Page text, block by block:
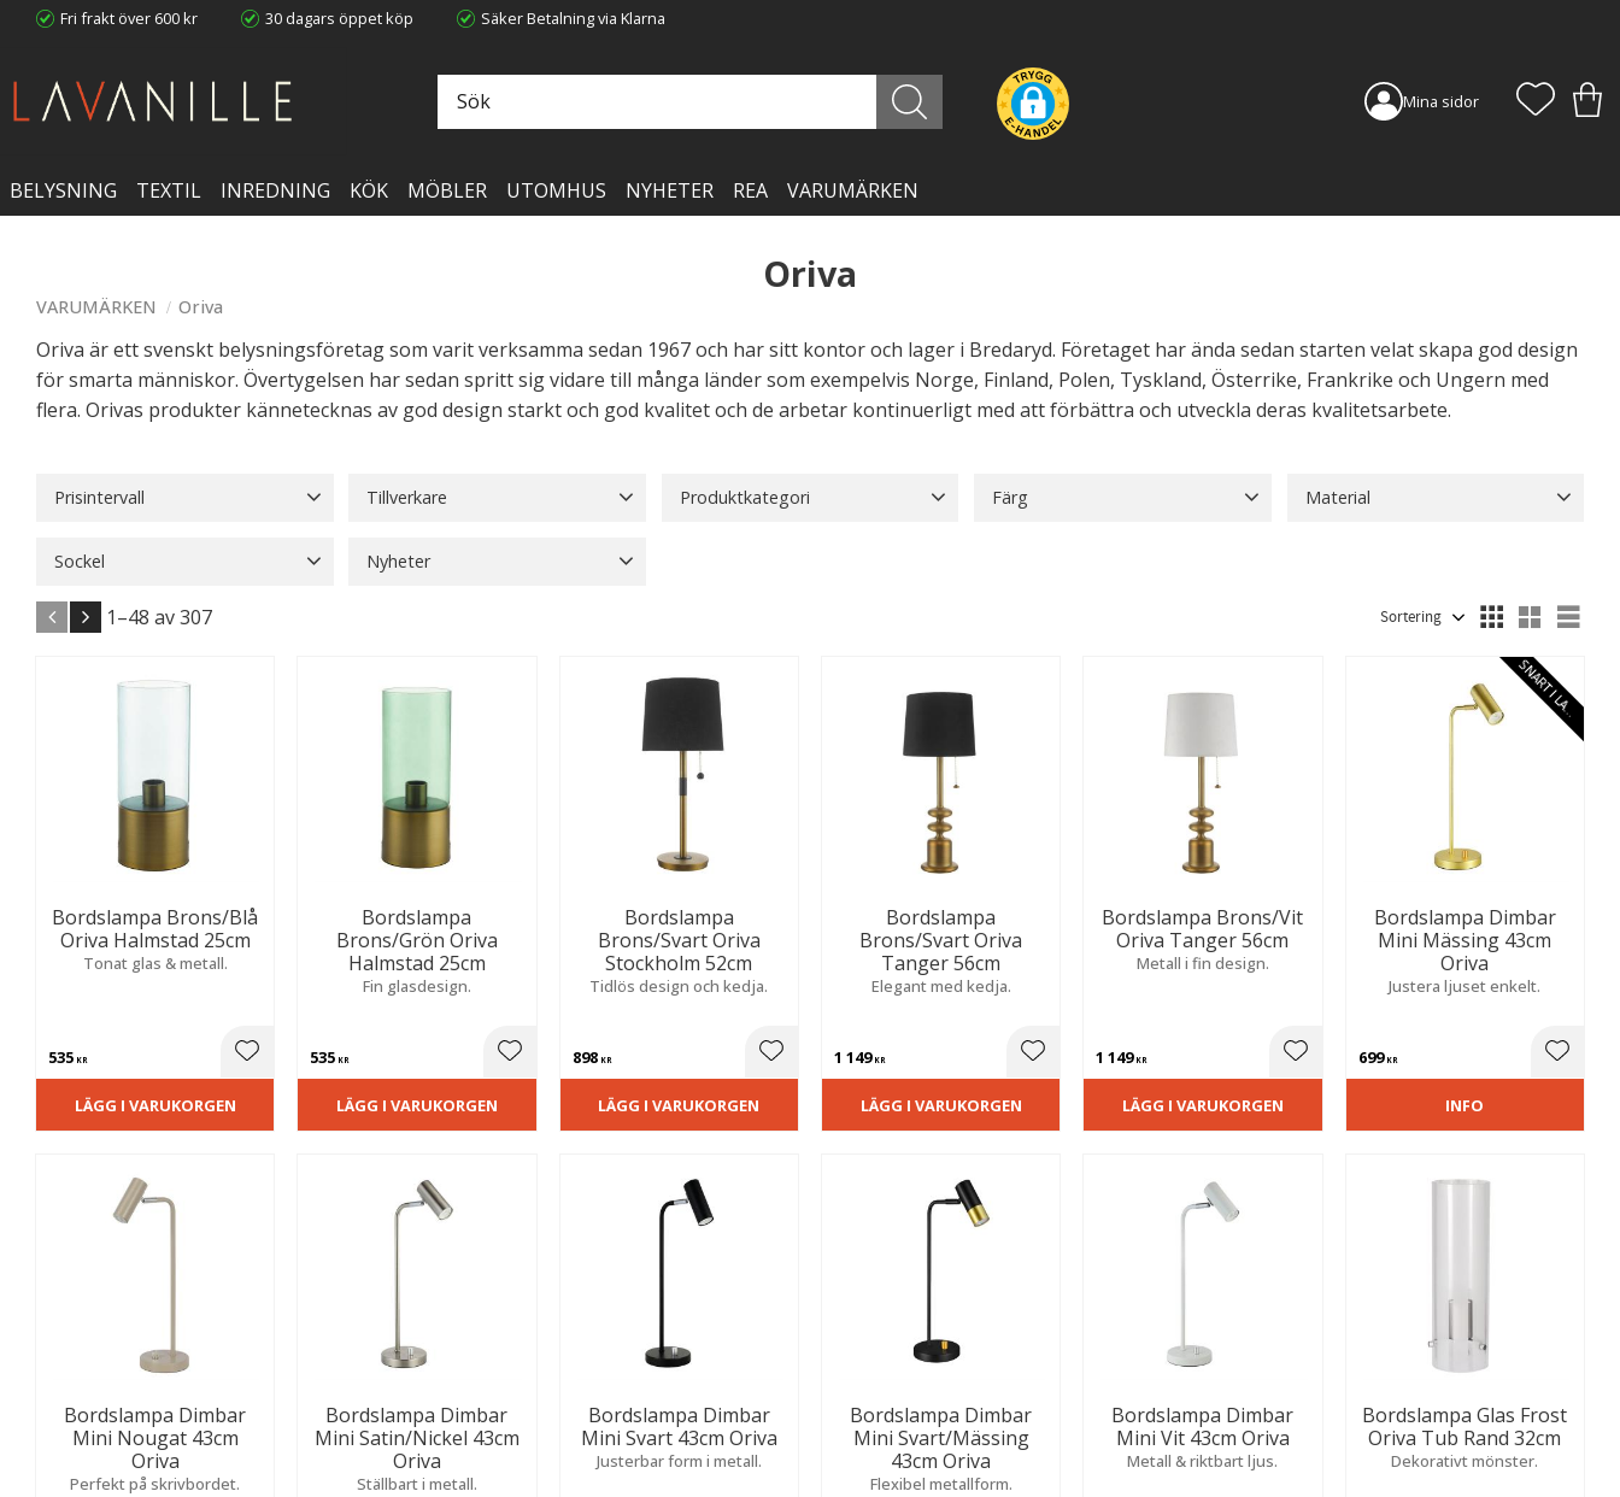
Fri frakt över 600 kr 30 dagars öppet köp Säker Betalning via Klarna
Mina sidor
BELYSNING TEXTIL INREDNING KÖK MÖBLER UTOMHUS NYHETER REA VARUMÄRKEN
Oriva
VARUMÄRKEN Oriva
Oriva är ett svenskt belysningsföretag som varit verksamma sedan 1967 och har sitt kontor och lager i Bredaryd. Företaget har ända sedan starten velat skapa god design
för smarta människor. Övertygelsen har sedan spritt sig vidare till många länder som exempelvis Norge, Finland, Polen, Tyskland, Österrike, Frankrike och Ungern med
flera. Orivas produkter kännetecknas av god design starkt och god kvalitet och de arbetar kontinuerligt med att förbättra och utveckla deras kvalitetsarbete.
Prisintervall Tillverkare Produktkategori
Visa fler
Färg Material
Sockel
Klofäste
Nyheter
1–48 av307
Bordslampa Brons/Blå
Oriva Halmstad 25cm
Tonat glas & metall.
535 KR Lägg till i favoriter
LÄGG I VARUKORGEN
Bordslampa
Brons/Grön Oriva
Halmstad 25cm
Fin glasdesign.
535 KR Lägg till i favoriter
LÄGG I VARUKORGEN
Bordslampa
Brons/Svart Oriva
Stockholm 52cm
Tidlös design och kedja.
898KR Lägg till i favoriter
LÄGG I VARUKORGEN
Bordslampa
Brons/Svart Oriva
Tanger 56cm
Elegant med kedja.
1 149KR Lägg till i favoriter
LÄGG I VARUKORGEN
Bordslampa Brons/Vit
Oriva Tanger 56cm
Metall i fin design.
1 149KR Lägg till i favoriter
LÄGG I VARUKORGEN
Bordslampa Dimbar
Mini Mässing 43cm
Oriva
Justera ljuset enkelt.
699KR
S
N
A
R
T
I
L
A
G
E
R
Lägg
INFO
Bordslampa Dimbar
Mini Nougat 43cm
Oriva
Perfekt på skrivbordet.
Bordslampa Dimbar
Mini Satin/Nickel 43cm
Oriva
Ställbart i metall.
Bordslampa Dimbar
Mini Svart 43cm Oriva
Justerbar form i metall.
Bordslampa Dimbar
Mini Svart/Mässing
43cm Oriva
Flexibel metallform.
Bordslampa Dimbar
Mini Vit 43cm Oriva
Metall & riktbart ljus.
Bordslampa Glas Frost
Oriva Tub Rand 32cm
Dekorativt mönster.